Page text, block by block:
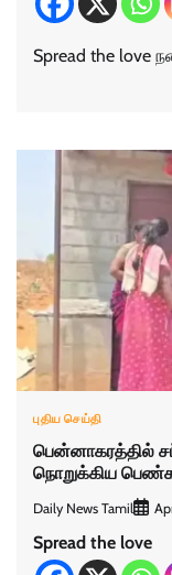
Spread the love
புதிய செய்தி
பென்னாகரத்தில்
நொறுக்கிய
Daily News Tamil
Spread the love